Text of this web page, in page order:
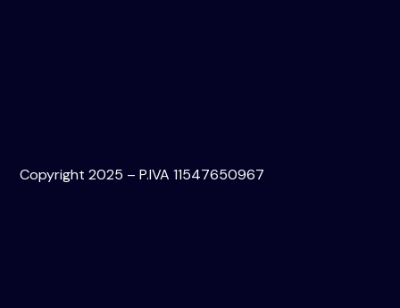
Copyright 2025 – P.IVA 11547650967